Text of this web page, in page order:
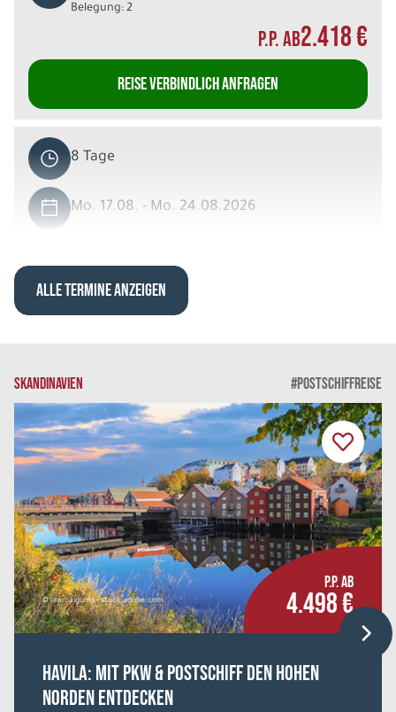
Belegung: 2
P.P. AB2.418 €
REISE VERBINDLICH ANFRAGEN
8 Tage
Mo. 17.08. - Mo. 24.08.2026
8 Tage
Mo. 24.08. - Mo. 31.08.2026
Schottland - von Edinburgh bis Orkney
Doppelzimmer
Belegung: 2
P.P. AB 2.418 €
REISE VERBINDLICH ANFRAGEN
8 Tage
ALLE TERMINE ANZEIGEN
SKANDINAVIEN #POSTSCHIFFREISE
© liramaigums - stock.adobe.com
P.P. AB
4.498 €
HAVILA: Mit Pkw & Postschiff den hohen
Norden entdecken